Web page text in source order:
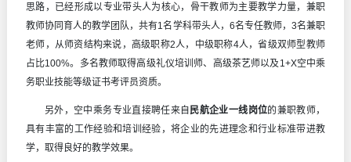
思路，已经形成以专业带头人为核心，骨干教师为主要教学力量，兼职
教师协同育人的教学团队，共有1名学科带头人，6名专任教师，3名兼职
老师，从师资结构来说，高级职称2人，中级职称4人，省级双师型教师
占比100%。多名教师取得高级礼仪培训师、高级茶艺师以及1+X空中乘
务职业技能等级证书考评员资质。
另外，空中乘务专业直接聘任来自民航企业一线岗位的兼职教师，
具有丰富的工作经验和培训经验，将企业的先进理念和行业标准带进教
学，取得良好的教学效果。